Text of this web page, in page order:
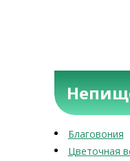
Благовония
Цветочная